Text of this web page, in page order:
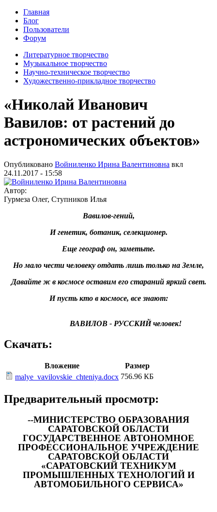
Главная
Блог
Пользователи
Форум
Литературное творчество
Музыкальное творчество
Научно-техническое творчество
Художественно-прикладное творчество
«Николай Иванович
Вавилов: от растений до
астрономических объектов»
Опубликовано Войниленко Ирина Валентиновна вкл
24.11.2017 - 15:58
Автор:
Гурмеза Олег, Ступников Илья
Вавилов-гений,
И генетик, ботаник, селекционер.
Еще географ он, заметьте.
Но мало чести человеку отдать лишь только на Земле,
Давайте ж в космосе оставим его стараний яркий свет.
И пусть кто в космосе, все знают:
ВАВИЛОВ - РУССКИЙ человек!
Скачать:
Вложение
Размер
malye_vavilovskie_chteniya.docx 756.96 КБ
Предварительный просмотр:
--МИНИСТЕРСТВО ОБРАЗОВАНИЯ
САРАТОВСКОЙ ОБЛАСТИ
ГОСУДАРСТВЕННОЕ АВТОНОМНОЕ
ПРОФЕССИОНАЛЬНОЕ УЧРЕЖДЕНИЕ
САРАТОВСКОЙ ОБЛАСТИ
«САРАТОВСКИЙ ТЕХНИКУМ
ПРОМЫШЛЕННЫХ ТЕХНОЛОГИЙ И
АВТОМОБИЛЬНОГО СЕРВИСА»